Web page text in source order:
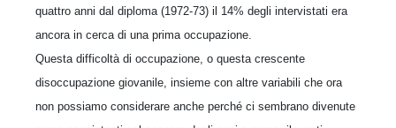
quattro anni dal diploma (1972-73) il 14% degli intervistati era
ancora in cerca di una prima occupazione.
Questa difficoltà di occupazione, o questa crescente
disoccupazione giovanile, insieme con altre variabili che ora
non possiamo considerare anche perché ci sembrano divenute